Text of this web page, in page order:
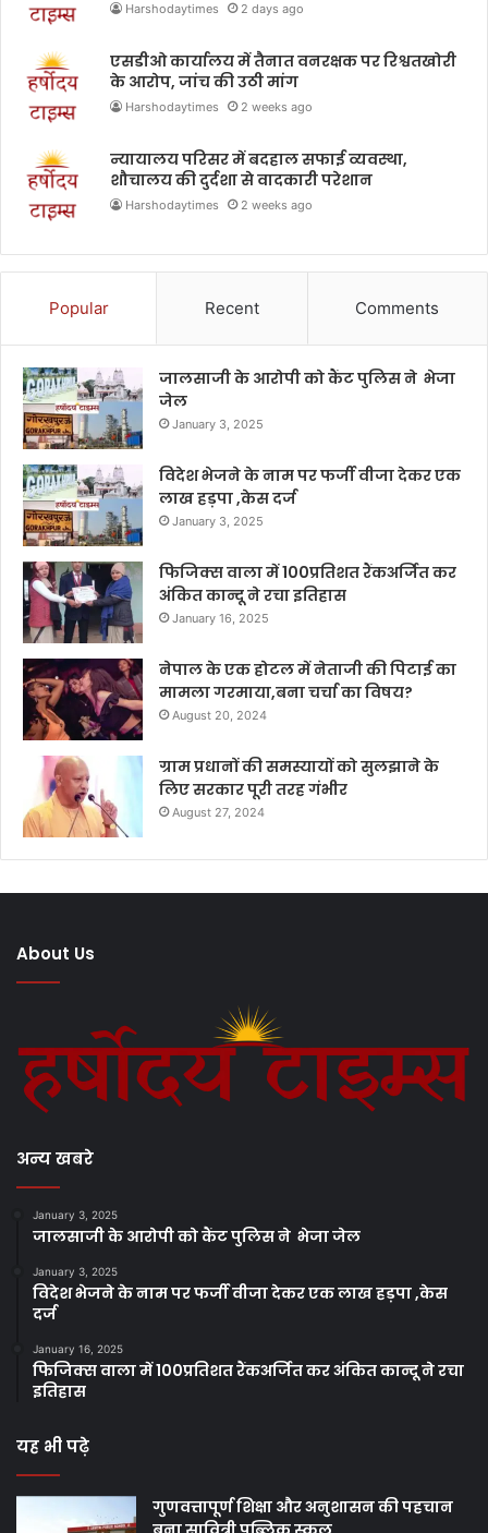
Harshodaytimes 2 days ago
एसडीओ कार्यालय में तैनात वनरक्षक पर रिश्वतखोरी
के आरोप, जांच की उठी मांग
Harshodaytimes 2 weeks ago
न्यायालय परिसर में बदहाल सफाई व्यवस्था,
शौचालय की दुर्दशा से वादकारी परेशान
Harshodaytimes 2 weeks ago
Popular Recent Comments
जालसाजी के आरोपी को कैंट पुलिस ने भेजा
जेल
January 3, 2025
विदेश भेजने के नाम पर फर्जी वीजा देकर एक
लाख हड़पा ,केस दर्ज
January 3, 2025
फिजिक्स वाला में 100प्रतिशत रैंकअर्जित कर
अंकित कान्दू ने रचा इतिहास
January 16, 2025
नेपाल के एक होटल में नेताजी की पिटाई का
मामला गरमाया,बना चर्चा का विषय?
August 20, 2024
ग्राम प्रधानों की समस्यायों को सुलझाने के
लिए सरकार पूरी तरह गंभीर
August 27, 2024
About Us
अन्य खबरे
January 3, 2025
जालसाजी के आरोपी को कैंट पुलिस ने भेजा जेल
January 3, 2025
विदेश भेजने के नाम पर फर्जी वीजा देकर एक लाख हड़पा ,केस
दर्ज
January 16, 2025
फिजिक्स वाला में 100प्रतिशत रैंकअर्जित कर अंकित कान्दू ने रचा
इतिहास
यह भी पढ़े
गुणवत्तापूर्ण शिक्षा और अनुशासन की पहचान